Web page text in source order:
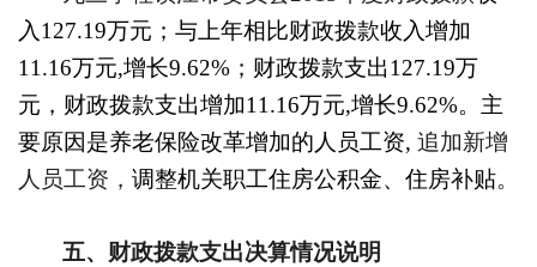
入 127.19万元；与上年相比财政拨款收入增加
11.16万元,增长9.62% ；财政拨款支出127.19万
元，财政拨款支出增加11.16万元,增长9.62%。主
要原因是养老保险改革增加的人员工资, 追加新增
人员工资， 调整机关职工住房公积金、住房补贴。
五、财政拨款支出决算情况说明